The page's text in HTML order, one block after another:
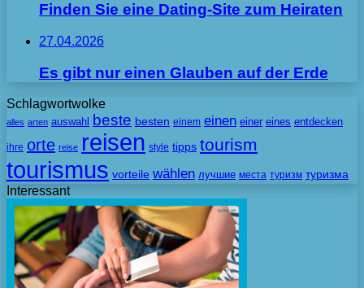
Finden Sie eine Dating-Site zum Heiraten
27.04.2026
Es gibt nur einen Glauben auf der Erde
Schlagwortwolke
alles arten auswahl beste besten einem einen einer eines entdecken
ihre orte reise reisen style tipps tourism
tourismus vorteile wählen лучшие места туризм туризма
Interessant